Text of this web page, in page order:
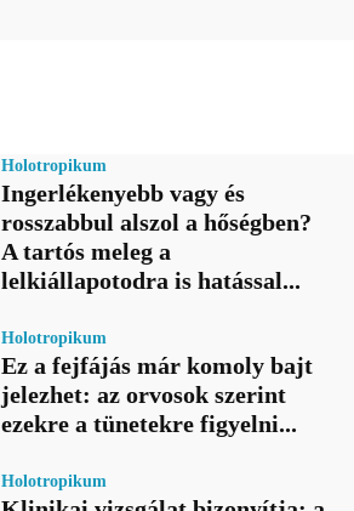
Holotropikum
Ingerlékenyebb vagy és
rosszabbul alszol a hőségben?
A tartós meleg a
lelkiállapotodra is hatással...
Holotropikum
Ez a fejfájás már komoly bajt
jelezhet: az orvosok szerint
ezekre a tünetekre figyelni...
Holotropikum